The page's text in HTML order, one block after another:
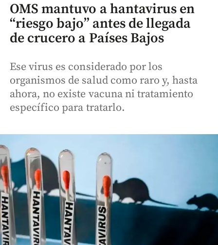
OMS mantuvo a hantavirus en
“riesgo bajo” antes de llegada
de crucero a Países Bajos
Ese virus es considerado por los
organismos de salud como raro y, hasta
ahora, no existe vacuna ni tratamiento
específico para tratarlo.